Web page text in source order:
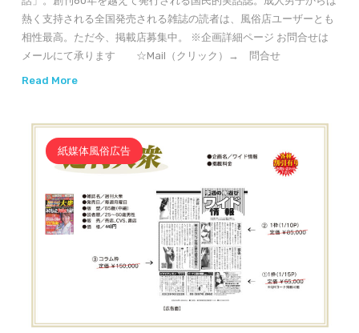
熱く支持される全国発売される雑誌の読者は、風俗店ユーザーとも
相性最高。ただ今、掲載店募集中。 ※企画詳細ページ お問合せは
メールにて承ります ☆Mail（クリック）→ 問合せ
Read More
紙媒体風俗広告